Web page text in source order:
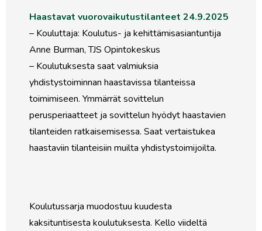
Haastavat vuorovaikutustilanteet 24.9.2025
– Kouluttaja: Koulutus- ja kehittämisasiantuntija
Anne Burman, TJS Opintokeskus
– Koulutuksesta saat valmiuksia
yhdistystoiminnan haastavissa tilanteissa
toimimiseen. Ymmärrät sovittelun
perusperiaatteet ja sovittelun hyödyt haastavien
tilanteiden ratkaisemisessa. Saat vertaistukea
haastaviin tilanteisiin muilta yhdistystoimijoilta.
Koulutussarja muodostuu kuudesta
kaksituntisesta koulutuksesta. Kello viideltä